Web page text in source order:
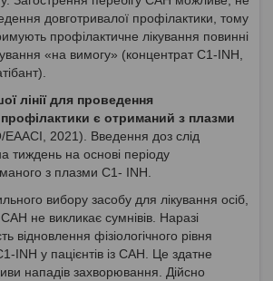
довготривалої профілактики, тому
профілактичне лікування повинні
«на вимогу» (концентрат C1-INH,
лінії для проведення
є отриманий з плазми
EAACI, 2021). Введення доз слід
тиждень на основі періоду
з плазми C1- INH.
вибору засобу для лікування осіб,
не викликає сумнівів. Наразі
відновлення фізіологічного рівня
INH у пацієнтів із САН. Це здатне
нападів захворювання. Дійсно